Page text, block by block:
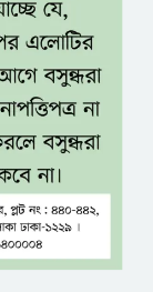
পলিথিনে
মাথা ও
ঝুঁকি?
সতর্ক হওয়ার
নতুন আশার